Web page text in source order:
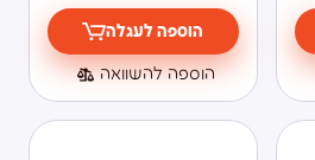
הוספה להשוואה
הוספה לעגלה